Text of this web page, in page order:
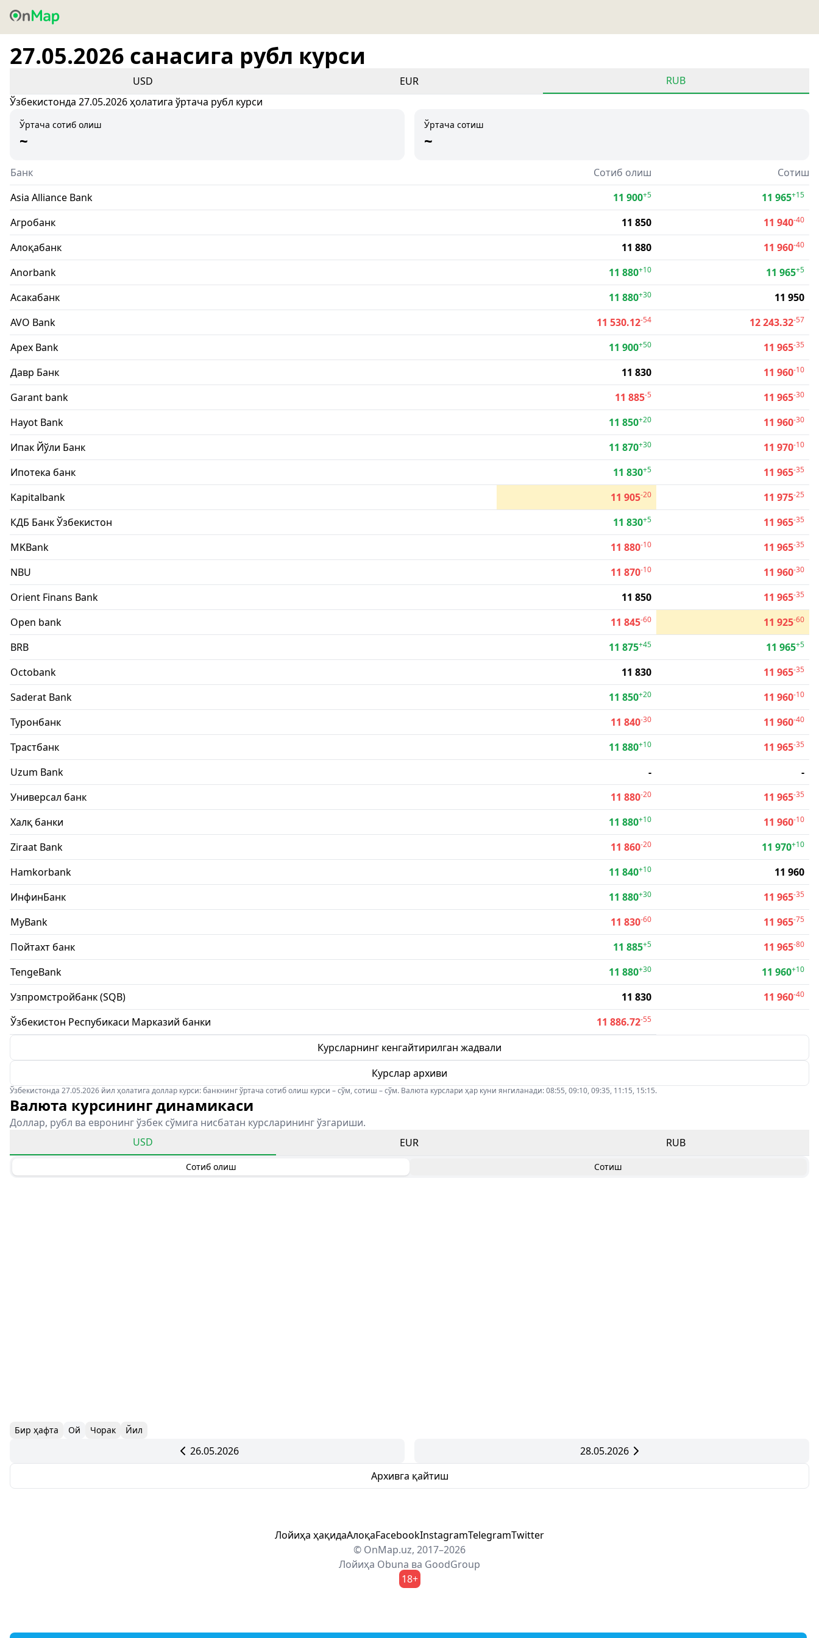
27.05.2026 санасига рубл курси
USD EUR
RUB
Ўзбекистонда 27.05.2026 ҳолатига ўртача рубл курси
Ўртача сотиб олиш
~
Ўртача сотиш
~
Банк Сотиб олиш
Сотиш
Asia Alliance Bank
11 900+5 11 965+15
Агробанк 11 850 11 940-40
Алоқабанк 11 880 11 960-40
Anorbank 11 880+10 11 965+5
Асакабанк 11 880+30
11 950
AVO Bank
11 530.12-54 12 243.32-57
Apex Bank 11 900+50 11 965-35
Давр Банк 11 830 11 960-10
Garant bank 11 885-5 11 965-30
Hayot Bank 11 850+20 11 960-30
Ипак Йўли Банк 11 870+30 11 970-10
Ипотека банк 11 830+5 11 965-35
Kapitalbank 11 905-20 11 975-25
КДБ Банк Ўзбекистон 11 830+5 11 965-35
MKBank 11 880-10 11 965-35
NBU 11 870-10 11 960-30
Orient Finans Bank 11 850 11 965-35
Open bank 11 845-60 11 925-60
BRB 11 875+45 11 965+5
Octobank 11 830 11 965-35
Saderat Bank 11 850+20 11 960-10
Туронбанк 11 840-30 11 960-40
Трастбанк 11 880+10 11 965-35
Uzum Bank -
-
Универсал банк
11 880-20 11 965-35
Халқ банки 11 880+10 11 960-10
Ziraat Bank 11 860-20 11 970+10
Hamkorbank 11 840+10
11 960
ИнфинБанк
11 880+30 11 965-35
MyBank 11 830-60 11 965-75
Пойтахт банк 11 885+5 11 965-80
TengeBank 11 880+30 11 960+10
Узпромстройбанк (SQB) 11 830 11 960-40
Ўзбекистон Респубикаси Марказий банки 11 886.72-55
Курсларнинг кенгайтирилган жадвали
Курслар архиви
Ўзбекистонда 27.05.2026 йил ҳолатига доллар курси: банкнинг ўртача сотиб олиш курси – сўм, сотиш – сўм. Валюта курслари ҳар куни янгиланади: 08:55, 09:10, 09:35, 11:15, 15:15.
Валюта курсининг динамикаси
Доллар, рубл ва евронинг ўзбек сўмига нисбатан курсларининг ўзгариши.
USD
EUR RUB
Сотиб олиш Сотиш
Бир ҳафта Ой Чорак Йил
26.05.2026
28.05.2026
Архивга қайтиш
Лойиҳа ҳақидаАлоқаFacebookInstagramTelegramTwitter
© OnMap.uz, 2017–2026
Лойиҳа Obuna ва GoodGroup
18+